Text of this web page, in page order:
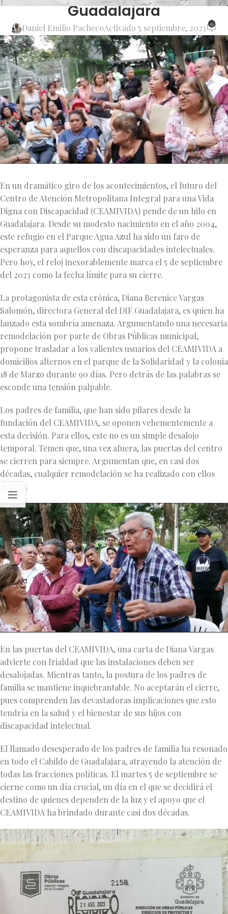
Guadalajara
Daniel Emilio PachecoActivado 5 septiembre, 2023 0
En un dramático giro de los acontecimientos, el futuro del
Centro de Atención Metropolitana Integral para una Vida
Digna con Discapacidad (CEAMIVIDA) pende de un hilo en
Guadalajara. Desde su modesto nacimiento en el año 2004,
este refugio en el Parque Agua Azul ha sido un faro de
esperanza para aquellos con discapacidades intelectuales.
Pero hoy, el reloj inexorablemente marca el 5 de septiembre
del 2023 como la fecha límite para su cierre.
La protagonista de esta crónica, Diana Berenice Vargas
Salomón, directora General del DIF Guadalajara, es quien ha
lanzado esta sombría amenaza. Argumentando una necesaria
remodelación por parte de Obras Públicas municipal,
propone trasladar a los valientes usuarios del CEAMIVIDA a
domicilios alternos en el parque de la Solidaridad y la colonia
18 de Marzo durante 90 días. Pero detrás de las palabras se
esconde una tensión palpable.
Los padres de familia, que han sido pilares desde la
fundación del CEAMIVIDA, se oponen vehementemente a
esta decisión. Para ellos, este no es un simple desalojo
temporal. Temen que, una vez afuera, las puertas del centro
se cierren para siempre. Argumentan que, en casi dos
décadas, cualquier remodelación se ha realizado con ellos
dentro.
En las puertas del CEAMIVIDA, una carta de Diana Vargas
advierte con frialdad que las instalaciones deben ser
desalojadas. Mientras tanto, la postura de los padres de
familia se mantiene inquebrantable. No aceptarán el cierre,
pues comprenden las devastadoras implicaciones que esto
tendría en la salud y el bienestar de sus hijos con
discapacidad intelectual.
El llamado desesperado de los padres de familia ha resonado
en todo el Cabildo de Guadalajara, atrayendo la atención de
todas las fracciones políticas. El martes 5 de septiembre se
cierne como un día crucial, un día en el que se decidirá el
destino de quienes dependen de la luz y el apoyo que el
CEAMIVIDA ha brindado durante casi dos décadas.